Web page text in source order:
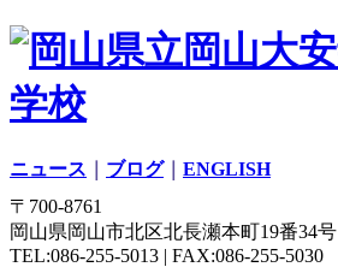
ニュース ブログ｜ ENGLISH
〒700-8761
岡山県岡山市北区北長瀬本町19番34号
TEL:086-255-5013 | FAX:086-255-5030